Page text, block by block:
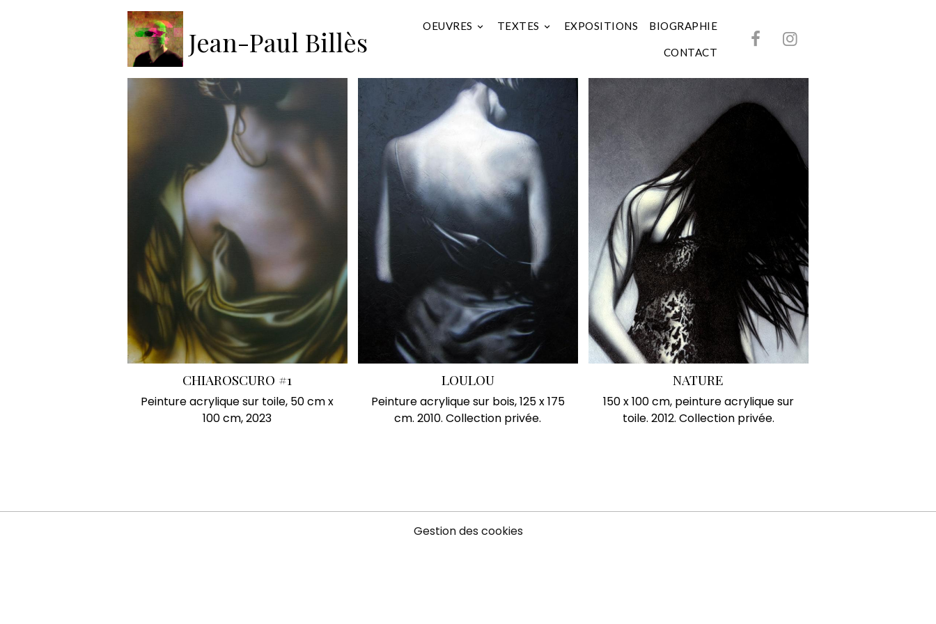
Jean-Paul Billès OEUVRES TEXTES EXPOSITIONS BIOGRAPHIE
CONTACT
CHIAROSCURO
CHIAROSCURO #1
Peinture acrylique sur toile, 50 cm x
100 cm, 2023
LOULOU
Peinture acrylique sur bois, 125 x 175
cm. 2010. Collection privée.
NATURE
150 x 100 cm, peinture acrylique sur
toile. 2012. Collection privée.
Gestion des cookies